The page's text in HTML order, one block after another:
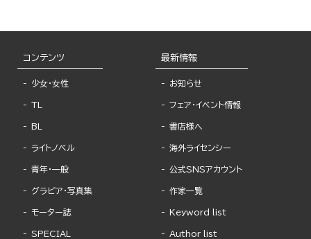
コンテンツ
少女・女性
TL
BL
ライトノベル
青年・一般
グラビア・写真集
モーター誌
SPECIAL
最新情報
お知らせ
フェア・イベント情報
書店様へ
海外ライセンシー
公式SNSアカウント
作家一覧
Keyword list
Author list